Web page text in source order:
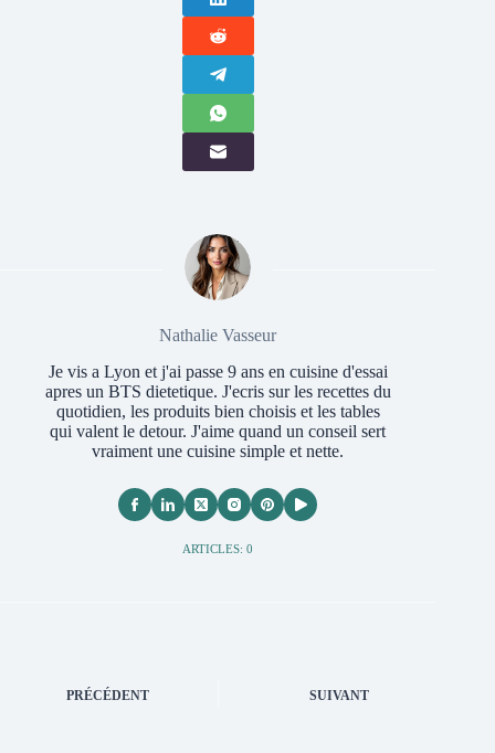
Nathalie Vasseur
Je vis a Lyon et j'ai passe 9 ans en cuisine d'essai
apres un BTS dietetique. J'ecris sur les recettes du
quotidien, les produits bien choisis et les tables
qui valent le detour. J'aime quand un conseil sert
vraiment une cuisine simple et nette.
ARTICLES: 0
PRÉCÉDENT SUIVANT